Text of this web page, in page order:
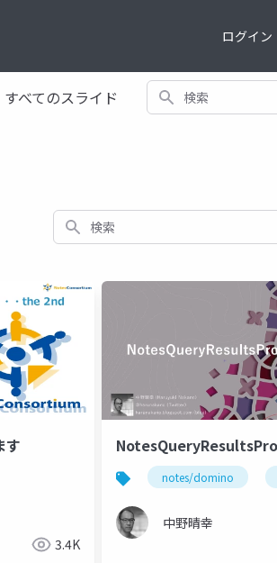
ログイン
すべてのスライド 検索
検索
す
3.4K
notes/domino
中野晴幸